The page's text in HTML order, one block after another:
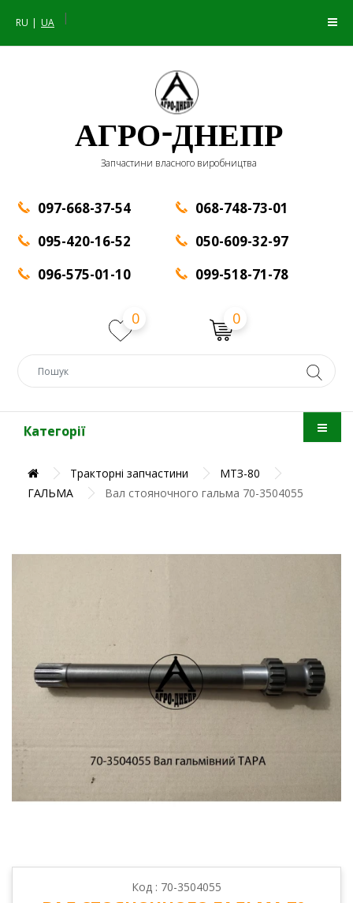
RU UA |
АГРО-ДНЕПР
Запчастини власного виробництва
097-668-37-54
095-420-16-52
096-575-01-10
068-748-73-01
050-609-32-97
099-518-71-78
0 0
Категорії
Тракторні запчастини
МТЗ-80
ГАЛЬМА
Вал стояночного гальма 70-3504055
Код : 70-3504055